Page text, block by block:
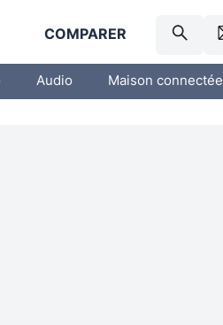
COMPARER
Audio Maison connectée